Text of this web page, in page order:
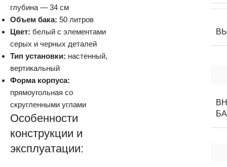
глубина — 34 см
Объем бака: 50 литров
Цвет: белый с элементами
серых и черных деталей
Тип установки: настенный,
вертикальный
Форма корпуса:
прямоугольная со
скругленными углами
Особенности
конструкции и
эксплуатации: